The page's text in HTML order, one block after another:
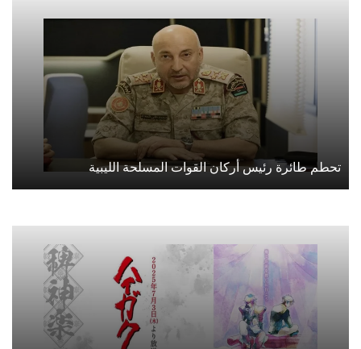
تحطم طائرة رئيس أركان القوات المسلحة الليبية